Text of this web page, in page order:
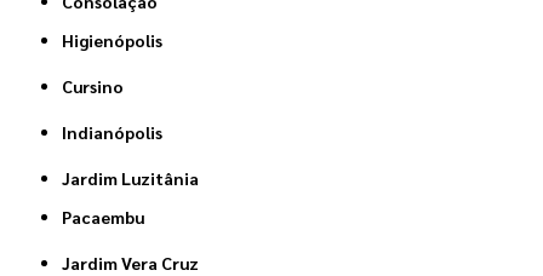
Higienópolis
Cursino
Indianópolis
Jardim Luzitânia
Pacaembu
Jardim Vera Cruz